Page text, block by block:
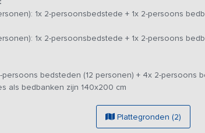
in diverse oud Hollandse kleuren die qua
De indeling van de bedstedes is zo dat er
op de begane grond.
vakantieadres is zowel voor kleine als grotere
Het betreft hetzelfde vakantieadres met
tegelijk verhuurd.
1x 2-persoonsbedstede + 1x 2-persoons
1x 2-persoonsbedstede + 1x 2-persoons
persoons bedsteden (12 personen) + 4x 2-persoons
als bedbanken zijn 140x200 cm
Plattegronden (2)